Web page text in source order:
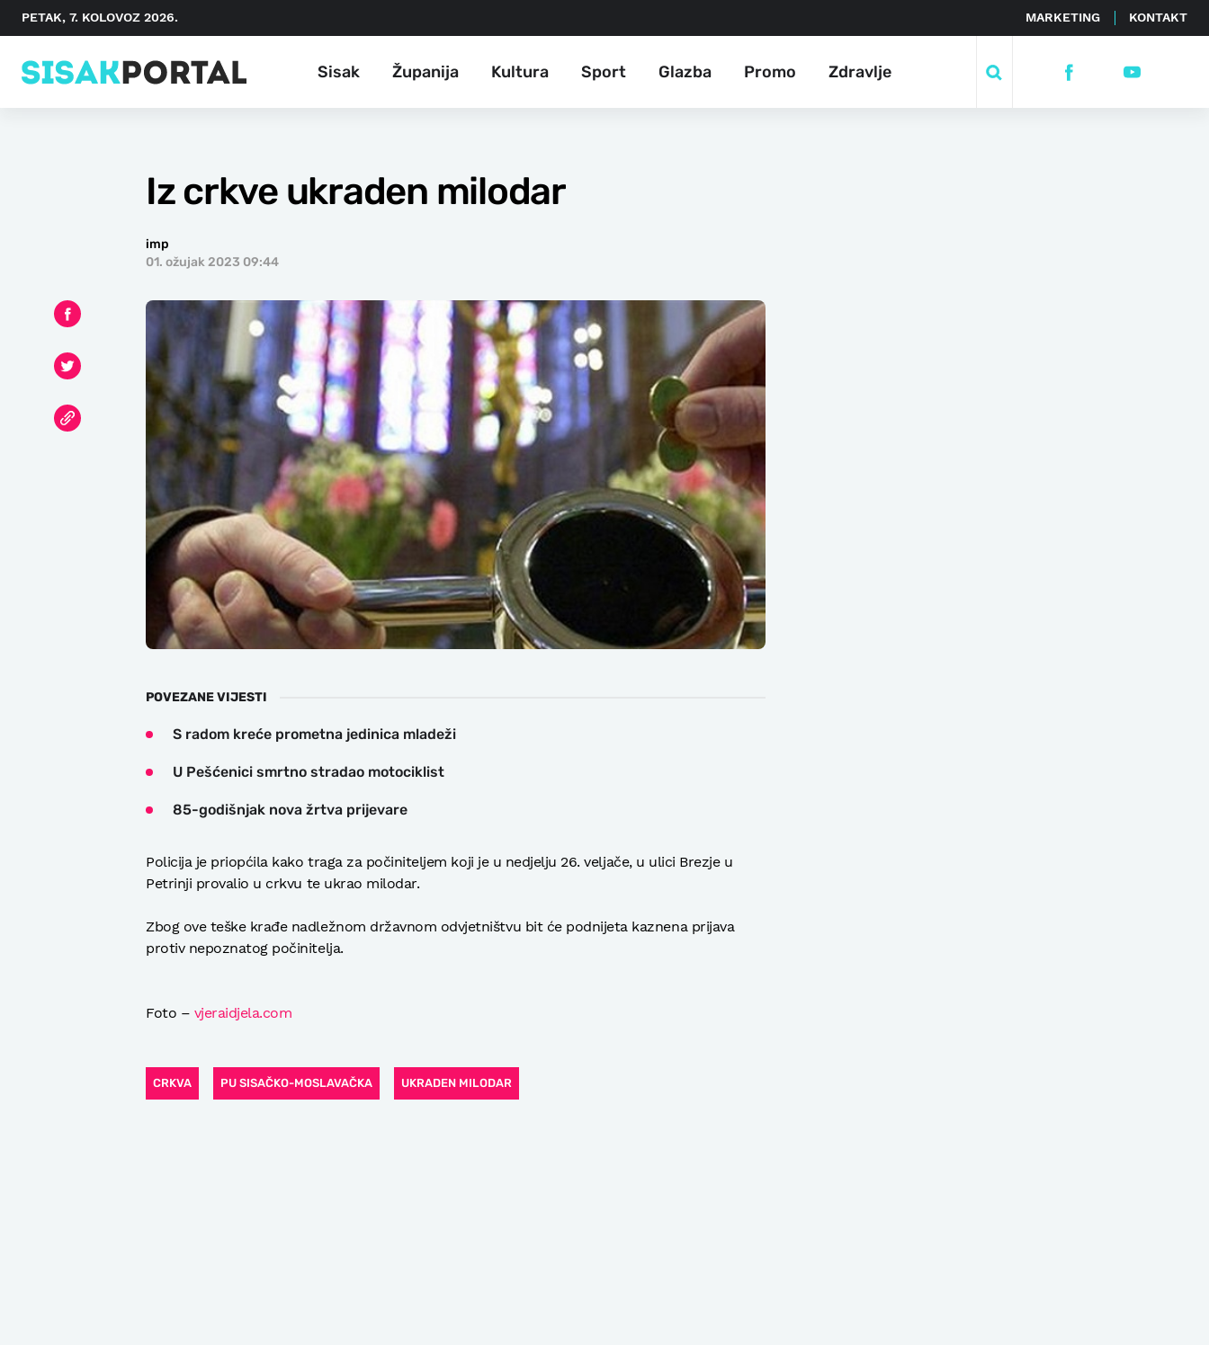
PETAK, 7. KOLOVOZ 2026. MARKETING KONTAKT
Sisak Županija Kultura Sport Glazba Promo Zdravlje
Iz crkve ukraden milodar
imp
01. ožujak 2023 09:44
POVEZANE VIJESTI
S radom kreće prometna jedinica mladeži
U Pešćenici smrtno stradao motociklist
85-godišnjak nova žrtva prijevare
Policija je priopćila kako traga za počiniteljem koji je u nedjelju 26. veljače, u ulici Brezje u
Petrinji provalio u crkvu te ukrao milodar.
Zbog ove teške krađe nadležnom državnom odvjetništvu bit će podnijeta kaznena prijava
protiv nepoznatog počinitelja.
Foto – vjeraidjela.com
CRKVA PU SISAČKO-MOSLAVAČKA UKRADEN MILODAR